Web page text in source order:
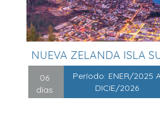
NUEVA ZELANDA ISLA
06
días
Período: ENER/2025
DICIE/2026